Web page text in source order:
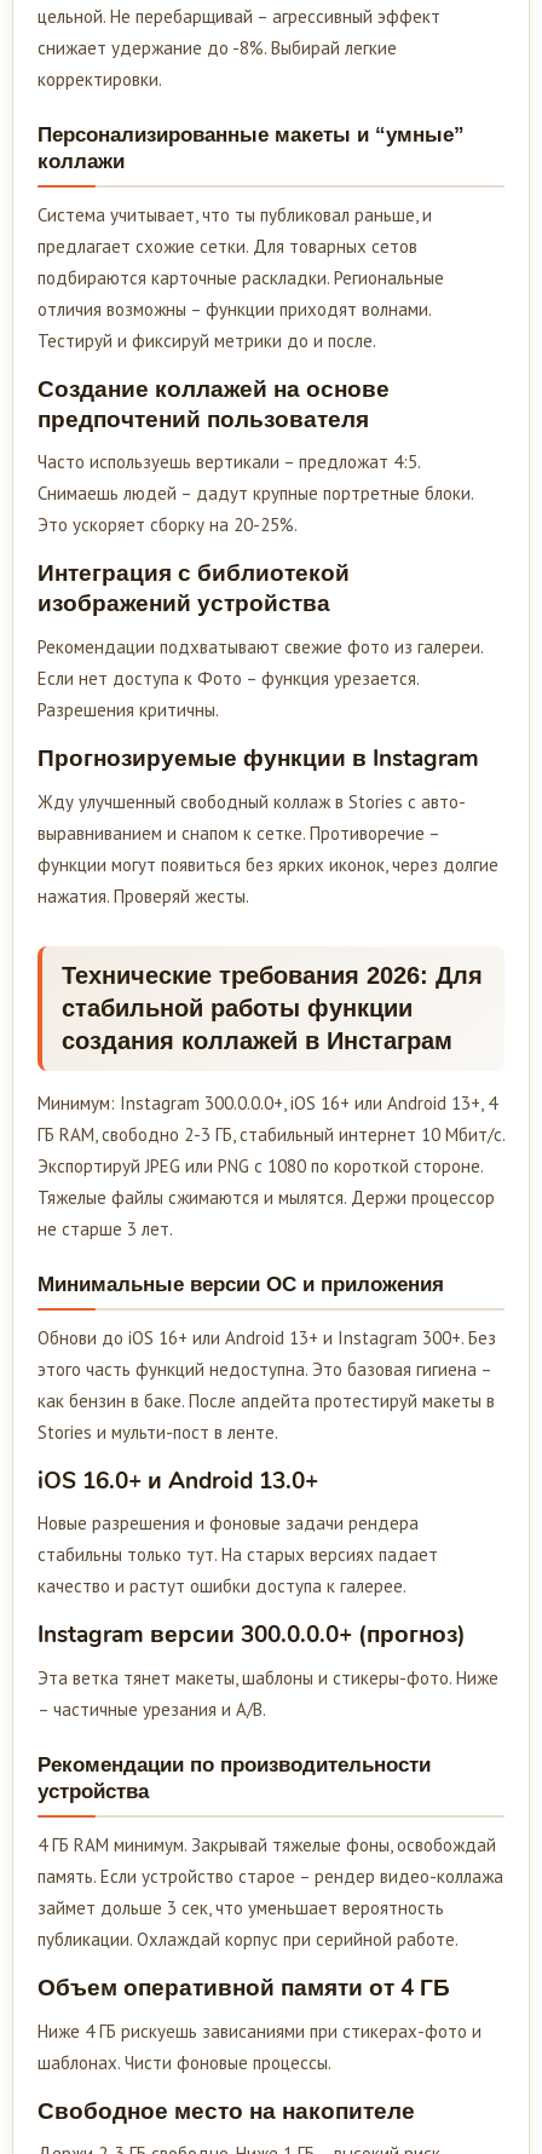
цельной. Не перебарщивай – агрессивный эффект
снижает удержание до -8%. Выбирай легкие
корректировки.
Персонализированные макеты и “умные”
коллажи
Система учитывает, что ты публиковал раньше, и
предлагает схожие сетки. Для товарных сетов
подбираются карточные раскладки. Региональные
отличия возможны – функции приходят волнами.
Тестируй и фиксируй метрики до и после.
Создание коллажей на основе
предпочтений пользователя
Часто используешь вертикали – предложат 4:5.
Снимаешь людей – дадут крупные портретные блоки.
Это ускоряет сборку на 20-25%.
Интеграция с библиотекой
изображений устройства
Рекомендации подхватывают свежие фото из галереи.
Если нет доступа к Фото – функция урезается.
Разрешения критичны.
Прогнозируемые функции в Instagram
Жду улучшенный свободный коллаж в Stories с авто-
выравниванием и снапом к сетке. Противоречие –
функции могут появиться без ярких иконок, через долгие
нажатия. Проверяй жесты.
Технические требования 2026: Для
стабильной работы функции
создания коллажей в Инстаграм
Минимум: Instagram 300.0.0.0+, iOS 16+ или Android 13+, 4
ГБ RAM, свободно 2-3 ГБ, стабильный интернет 10 Мбит/с.
Экспортируй JPEG или PNG с 1080 по короткой стороне.
Тяжелые файлы сжимаются и мылятся. Держи процессор
не старше 3 лет.
Минимальные версии ОС и приложения
Обнови до iOS 16+ или Android 13+ и Instagram 300+. Без
этого часть функций недоступна. Это базовая гигиена –
как бензин в баке. После апдейта протестируй макеты в
Stories и мульти-пост в ленте.
iOS 16.0+ и Android 13.0+
Новые разрешения и фоновые задачи рендера
стабильны только тут. На старых версиях падает
качество и растут ошибки доступа к галерее.
Instagram версии 300.0.0.0+ (прогноз)
Эта ветка тянет макеты, шаблоны и стикеры-фото. Ниже
– частичные урезания и A/B.
Рекомендации по производительности
устройства
4 ГБ RAM минимум. Закрывай тяжелые фоны, освобождай
память. Если устройство старое – рендер видео-коллажа
займет дольше 3 сек, что уменьшает вероятность
публикации. Охлаждай корпус при серийной работе.
Объем оперативной памяти от 4 ГБ
Ниже 4 ГБ рискуешь зависаниями при стикерах-фото и
шаблонах. Чисти фоновые процессы.
Свободное место на накопителе